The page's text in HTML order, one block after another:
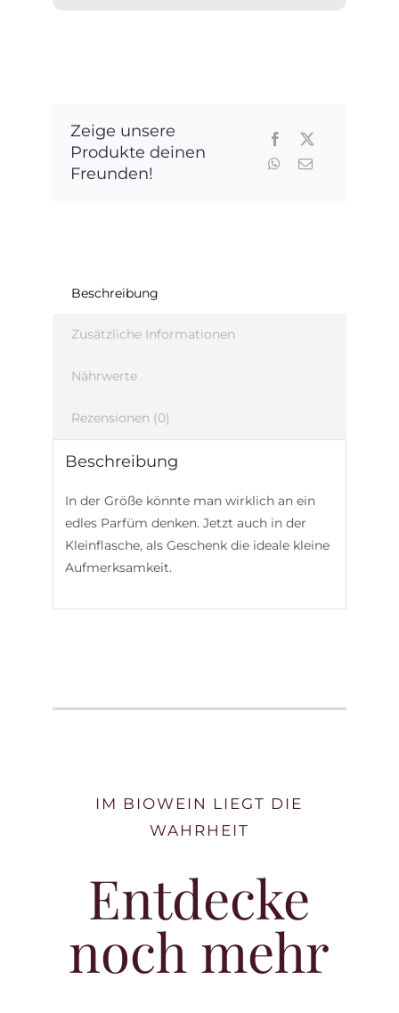
Beschreibung
Zusätzliche Informationen
Nährwerte
Rezensionen (0)
Beschreibung
In der Größe könnte man wirklich an ein
edles Parfüm denken. Jetzt auch in der
Kleinflasche, als Geschenk die ideale kleine
Aufmerksamkeit.
Zeige unsere
Produkte deinen
Freunden!
IM BIOWEIN LIEGT DIE
WAHRHEIT
Entdecke
noch mehr